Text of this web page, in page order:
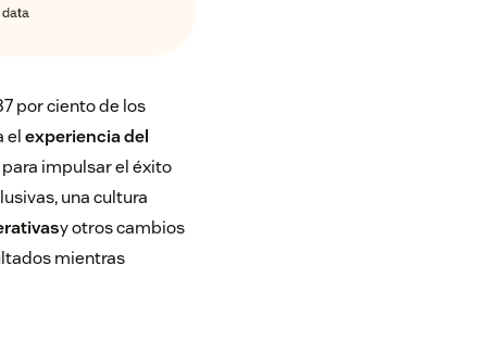
por ciento de los
elexperiencia del
impulsar el éxito
una cultura
y otros cambios
mientras